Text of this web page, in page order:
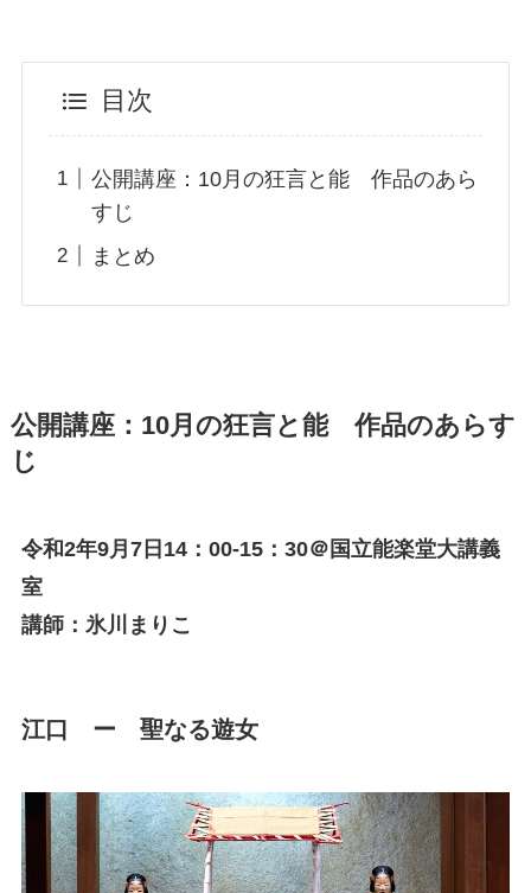
目次
公開講座：10月の狂言と能 作品のあら
すじ
まとめ
公開講座：10月の狂言と能 作品のあらす
じ
令和2年9月7日14：00-15：30＠国立能楽堂大講義
室
講師：氷川まりこ
江口 ー 聖なる遊女